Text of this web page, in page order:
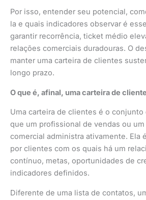
Por isso, entender seu potencial,
la e quais indicadores observar é
garantir recorrência, ticket médio
relações comerciais duradouras. O
manter uma carteira de clientes
longo prazo.
O que é, afinal, uma carteira de
Uma carteira de clientes é o conjunto
que um profissional de vendas ou
comercial administra ativamente. Ela
por clientes com os quais há um
contínuo, metas, oportunidades de
indicadores definidos.
Diferente de uma lista de contatos,